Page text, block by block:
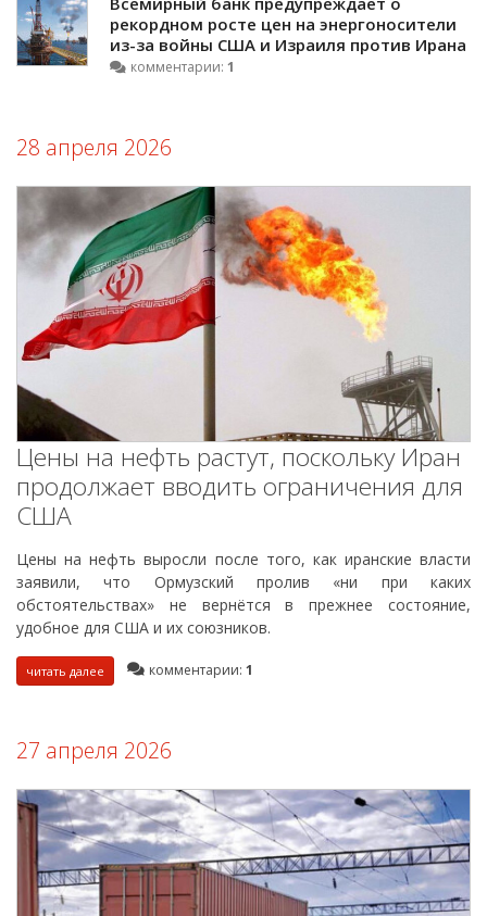
рекордном росте цен на энергоносители
из-за войны США и Израиля против Ирана
комментарии: 1
28 апреля 2026
Цены на нефть растут, поскольку Иран
продолжает вводить ограничения для
США
Цены на нефть выросли после того, как иранские власти
заявили, что Ормузский пролив «ни при каких
обстоятельствах» не вернётся в прежнее состояние,
удобное для США и их союзников.
читать далее комментарии: 1
27 апреля 2026